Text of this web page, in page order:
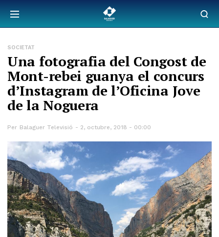
SOCIETAT
Una fotografia del Congost de
Mont-rebei guanya el concurs
d’Instagram de l’Oficina Jove
de la Noguera
Per Balaguer Televisió 2, octubre, 2018 - 00:00